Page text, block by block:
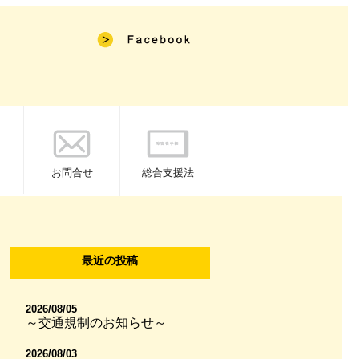
お問合せ 総合支援法
最近の投稿
2026/08/05
～交通規制のお知らせ～
2026/08/03